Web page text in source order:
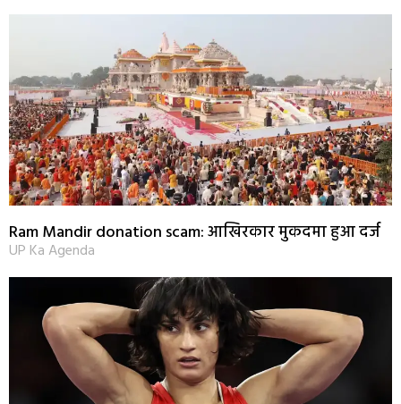
Ram Mandir donation scam: आखिरकार मुकदमा हुआ दर्ज
UP Ka Agenda